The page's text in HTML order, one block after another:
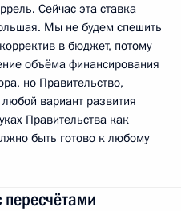
Сейчас эта ставка
Мы не будем спешить
в бюджет, потому
объёма финансирования
но Правительство,
вариант развития
Правительства как
быть готово к любому